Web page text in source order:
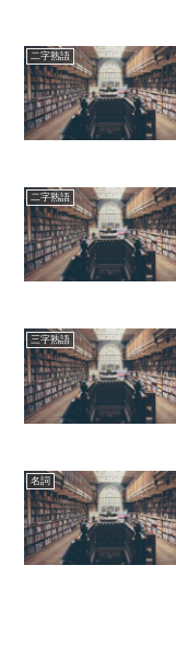
二字熟語
二字熟語
三字熟語
名詞